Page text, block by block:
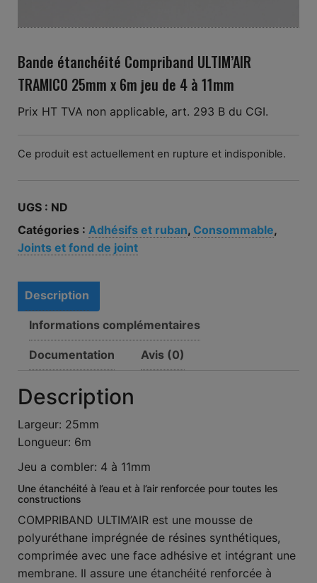
Bande étanchéité Compriband ULTIM’AIR
TRAMICO 25mm x 6m jeu de 4 à 11mm
Prix HT TVA non applicable, art. 293 B du CGI.
Ce produit est actuellement en rupture et indisponible.
UGS : ND
Catégories : Adhésifs et ruban, Consommable,
Joints et fond de joint
Description
Informations complémentaires
Documentation Avis (0)
Description
Largeur: 25mm
Longueur: 6m
Jeu a combler: 4 à 11mm
Une étanchéité à l’eau et à l’air renforcée pour toutes les
constructions
COMPRIBAND ULTIM’AIR est une mousse de
polyuréthane imprégnée de résines synthétiques,
comprimée avec une face adhésive et intégrant une
membrane. Il assure une étanchéité renforcée à